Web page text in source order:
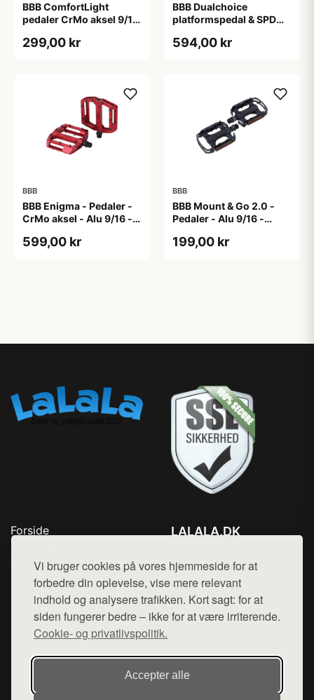
Vi bruger cookies på vores hjemmeside for at
forbedre din oplevelse, vise mere relevant
indhold og analysere trafikken. Kort sagt: for at
siden fungerer bedre – ikke for at være irriterende.
Cookie- og privatlivspolitik.
Accepter alle
BBB ComfortLight
pedaler CrMo aksel 9/16
299,00 kr
BBB Dualchoice
platformspedal & SPD
594,00 kr
BBB
BBB Enigma - Pedaler -
CrMo aksel - Alu 9/16 -
599,00 kr
BBB
BBB Mount & Go 2.0 -
Pedaler - Alu 9/16 -
199,00 kr
Forside
Top Rabatter
Blog
Kontakt
LALALA.DK
Mail: hej@want.dk
Cookie- og privatlivspolitik
Denne side er en del af want.dk, der udgiver en række
hjemmesider med præsentation af forskellige produkter fra